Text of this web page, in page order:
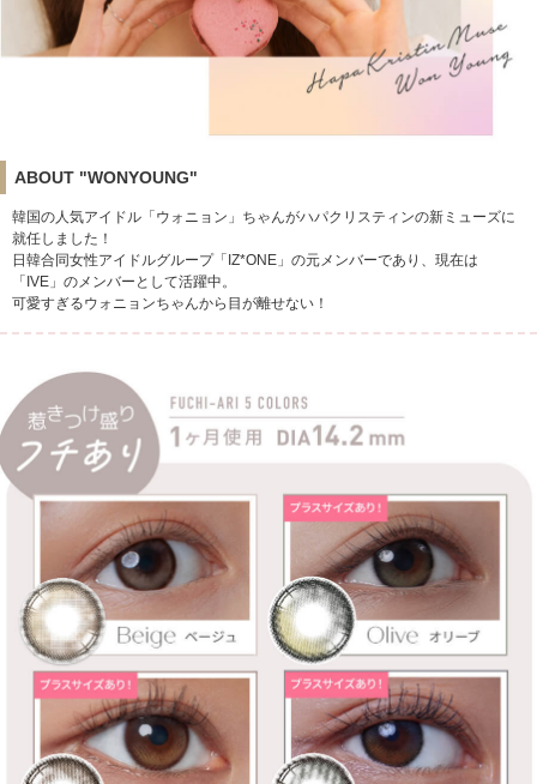
ABOUT "WONYOUNG"
韓国の人気アイドル「ウォニョン」ちゃんがハパクリスティンの新ミューズに
就任しました！
日韓合同女性アイドルグループ「IZ*ONE」の元メンバーであり、現在は
「IVE」のメンバーとして活躍中。
可愛すぎるウォニョンちゃんから目が離せない！